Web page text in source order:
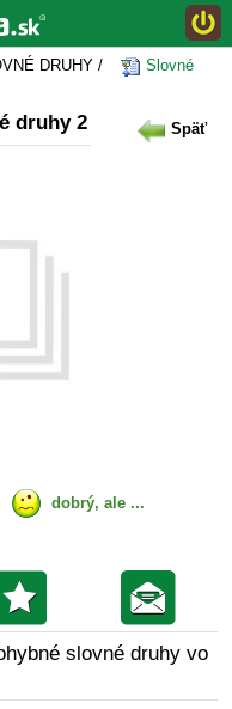
DRUHY /
Slovné
druhy 2 Späť
dobrý, ale ...
slovné druhy vo